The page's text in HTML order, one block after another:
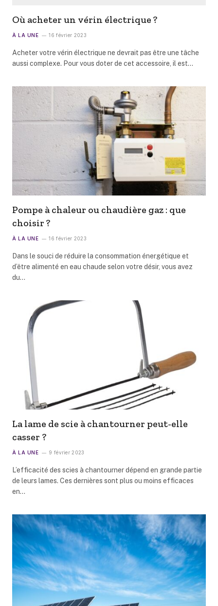
Où acheter un vérin électrique ?
À LA UNE 16 février 2023
Acheter votre vérin électrique ne devrait pas être une tâche
aussi complexe. Pour vous doter de cet accessoire, il est…
Pompe à chaleur ou chaudière gaz : que
choisir ?
À LA UNE 16 février 2023
Dans le souci de réduire la consommation énergétique et
d’être alimenté en eau chaude selon votre désir, vous avez
du…
La lame de scie à chantourner peut-elle
casser ?
À LA UNE 9 février 2023
L’efficacité des scies à chantourner dépend en grande partie
de leurs lames. Ces dernières sont plus ou moins efficaces
en…